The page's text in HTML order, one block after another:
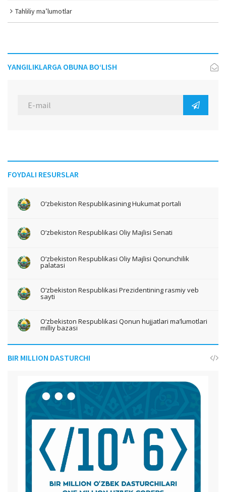
Tahliliy ma’lumotlar
YANGILIKLARGA OBUNA BO‘LISH
FOYDALI RESURSLAR
O‘zbekiston Respublikasining Hukumat portali
O‘zbekiston Respublikasi Oliy Majlisi Senati
O‘zbekiston Respublikasi Oliy Majlisi Qonunchilik
palatasi
O‘zbekiston Respublikasi Prezidentining rasmiy veb
sayti
O‘zbekiston Respublikasi Qonun hujjatlari ma’lumotlari
milliy bazasi
BIR MILLION DASTURCHI